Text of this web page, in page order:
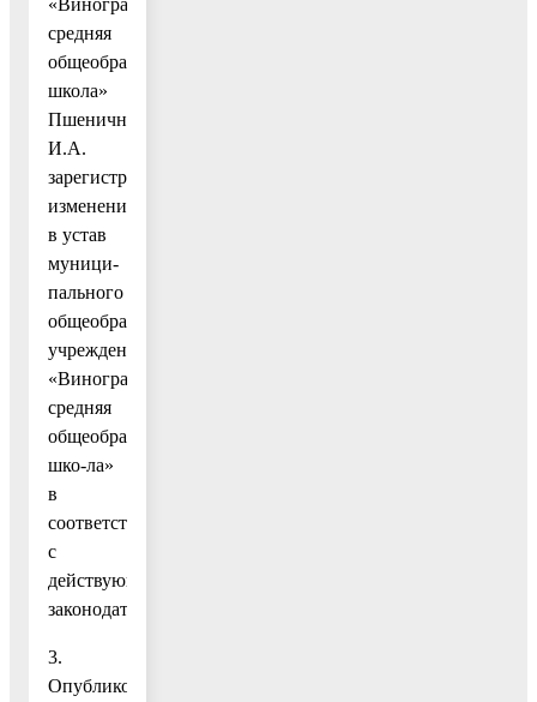
средняя
общеобразовательная
школа»
Пшеничниковой
И.А.
зарегистрировать
изменения
в устав
муници-
пального
общеобразовательного
учреждения
«Виноградовская
средняя
общеобразовательная
шко-ла»
в
соответствии
с
действующим
законодательством.
3.
Опубликовать